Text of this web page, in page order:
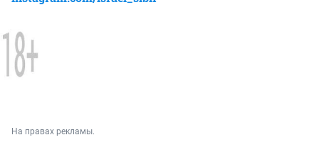
На правах рекламы.